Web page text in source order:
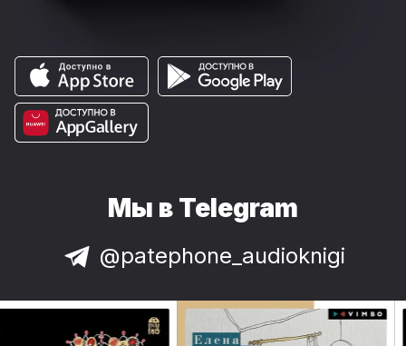
Мы в Telegram
@patephone_audioknigi